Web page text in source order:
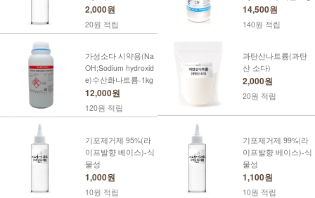
2,000원
20원 적립
14,500원
140원 적립
가성소다 시약용(Na
OH;Sodium hydroxid
e)수산화나트륨-1kg
12,000원
120원 적립
과탄산나트륨(과탄
산 소다)
2,000원
20원 적립
기포제거제 95%(라
이프발향 베이스)-식
물성
1,000원
10원 적립
기포제거제 99%(라
이프발향 베이스)-식
물성
1,100원
10원 적립